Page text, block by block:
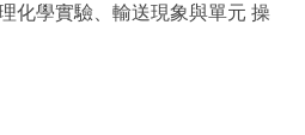
化學實驗、輸送現象與單元 操